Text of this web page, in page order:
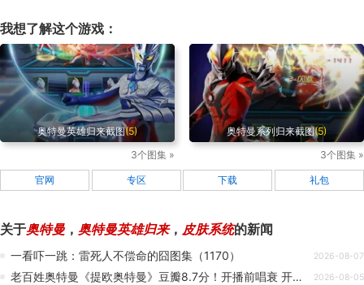
我想了解这个游戏：
奥特曼英雄归来截图(5)
3个图集 »
奥特曼系列归来截图(5)
3个图集 »
官网 专区 下载 礼包
关于奥特曼 ， 奥特曼英雄归来， 皮肤系统的新闻
一看吓一跳：雷死人不偿命的囧图集（1170） 2026-08-07
老百姓奥特曼《提欧奥特曼》豆瓣8.7分！开播前唱衰 开播后逆转翻盘 2026-08-05